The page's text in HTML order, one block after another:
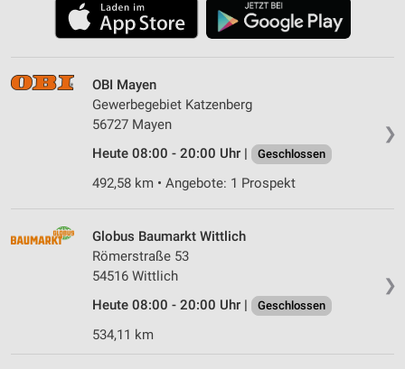
❯
OBI Mayen
Gewerbegebiet Katzenberg
56727 Mayen
Heute 08:00 - 20:00 Uhr |
Geschlossen
492,58 km • Angebote: 1 Prospekt
❯
Globus Baumarkt Wittlich
Römerstraße 53
54516 Wittlich
Heute 08:00 - 20:00 Uhr |
Geschlossen
534,11 km